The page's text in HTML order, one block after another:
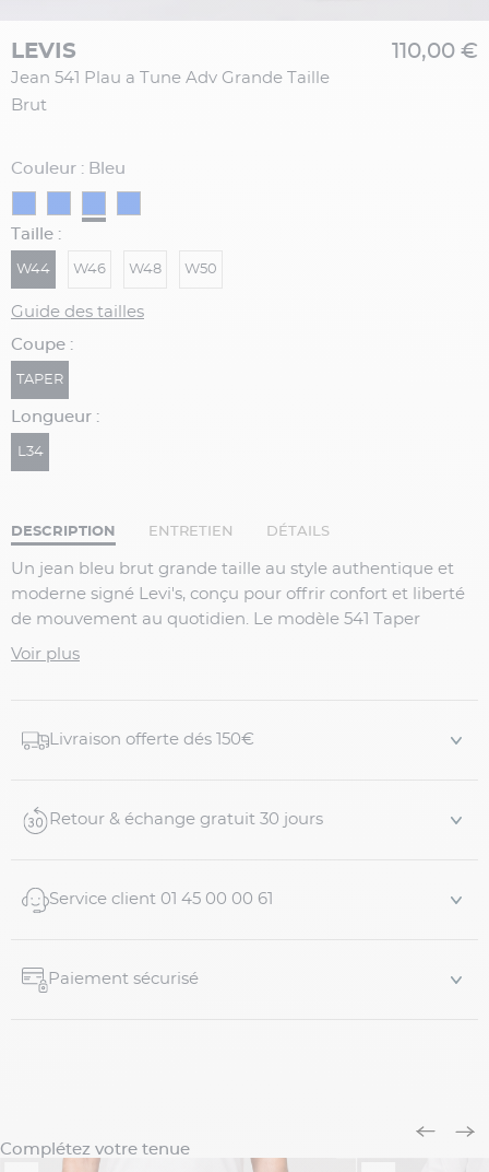
LEVIS
Jean 541 Plau a Tune Adv Grande Taille
Brut
110,00 €
Couleur : Bleu
Taille :
W44 W46 W48 W50
Guide des tailles
Coupe :
TAPER
Longueur :
L34
DESCRIPTION ENTRETIEN DÉTAILS
Un jean bleu brut grande taille au style authentique et
moderne signé Levi's, conçu pour offrir confort et liberté
de mouvement au quotidien. Le modèle 541 Taper
présente une coupe plus large au niveau du bassin et des
Détails du produit :
Coupe tapered fuselée
Voir plus
Livraison offerte dés 150€
Retour & échange gratuit 30 jours
Service client 01 45 00 00 61
Paiement sécurisé
Complétez votre tenue